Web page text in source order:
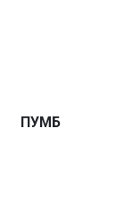
ПУМБ